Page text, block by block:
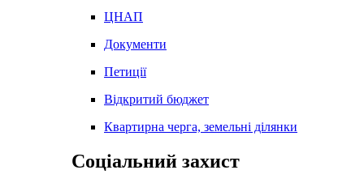
ЦНАП
Документи
Петиції
Відкритий бюджет
Квартирна черга, земельні ділянки
Соціальний захист